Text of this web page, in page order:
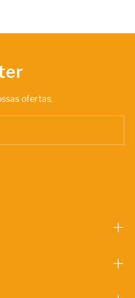
ofertas.